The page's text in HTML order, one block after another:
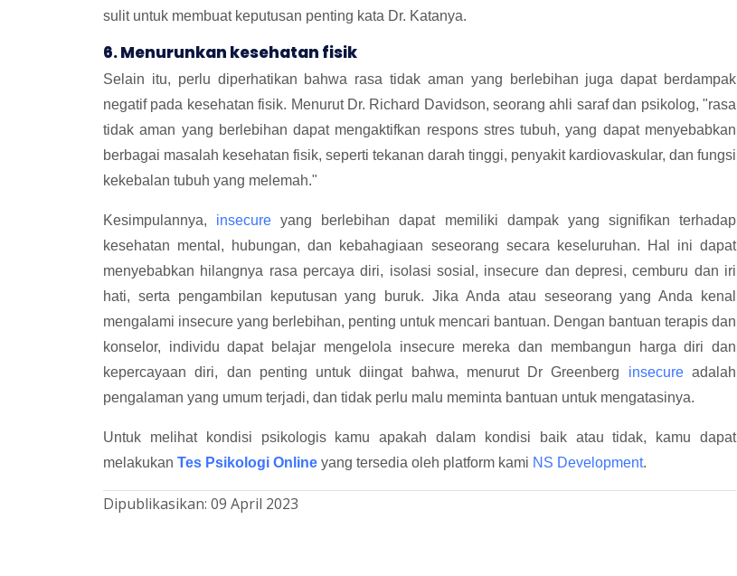
sulit untuk membuat keputusan penting kata Dr. Katanya.
6. Menurunkan kesehatan fisik
Selain itu, perlu diperhatikan bahwa rasa tidak aman yang berlebihan juga dapat berdampak
negatif pada kesehatan fisik. Menurut Dr. Richard Davidson, seorang ahli saraf dan psikolog, "rasa
tidak aman yang berlebihan dapat mengaktifkan respons stres tubuh, yang dapat menyebabkan
berbagai masalah kesehatan fisik, seperti tekanan darah tinggi, penyakit kardiovaskular, dan fungsi
kekebalan tubuh yang melemah."
Kesimpulannya, insecure yang berlebihan dapat memiliki dampak yang signifikan terhadap
kesehatan mental, hubungan, dan kebahagiaan seseorang secara keseluruhan. Hal ini dapat
menyebabkan hilangnya rasa percaya diri, isolasi sosial, insecure dan depresi, cemburu dan iri
hati, serta pengambilan keputusan yang buruk. Jika Anda atau seseorang yang Anda kenal
mengalami insecure yang berlebihan, penting untuk mencari bantuan. Dengan bantuan terapis dan
konselor, individu dapat belajar mengelola insecure mereka dan membangun harga diri dan
kepercayaan diri, dan penting untuk diingat bahwa, menurut Dr Greenberg insecureadalah
pengalaman yang umum terjadi, dan tidak perlu malu meminta bantuan untuk mengatasinya.
Untuk melihat kondisi psikologis kamu apakah dalam kondisi baik atau tidak, kamu dapat
melakukan Tes Psikologi Online yang tersedia oleh platform kami NS Development.
Dipublikasikan: 09 April 2023